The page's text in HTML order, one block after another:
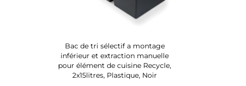
Bac de tri sélectif a montage
inférieur et extraction manuelle
pour élément de cuisine Recycle,
2x15litres, Plastique, Noir